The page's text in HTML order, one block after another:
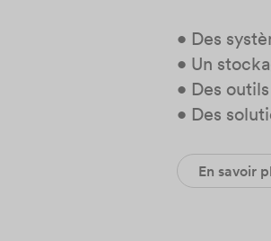
• Des
• Un
• Des
• Des
En savoir